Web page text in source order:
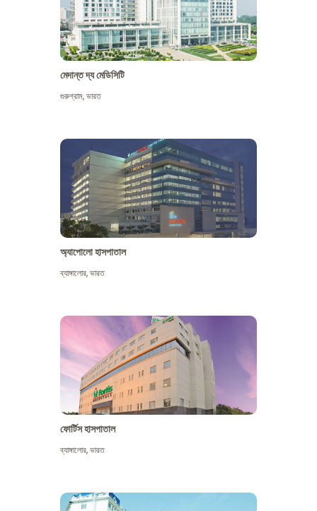
মেদান্ত দ্য মেডিসিটি
গুরুগ্রাম,ভারত
অ্যাপোলো হাসপাতাল
ব্যাঙ্গালোর,ভারত
ফোর্টিস হাসপাতাল
ব্যাঙ্গালোর,ভারত